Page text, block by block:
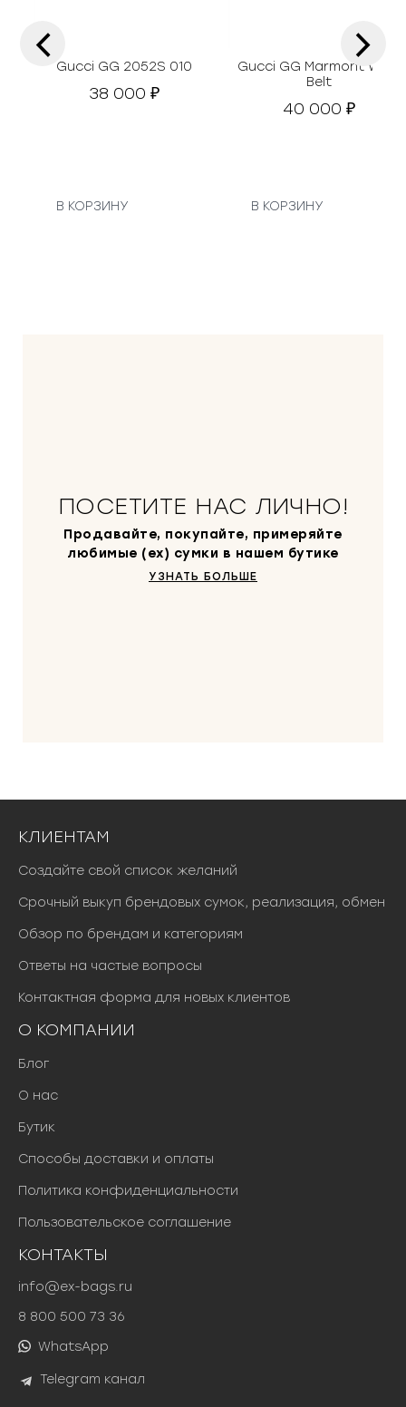
Gucci GG 2052S 010
38 000₽
В КОРЗИНУ
Gucci GG Marmont Wide
Belt
40 000₽
В КОРЗИНУ
‹ ›
ПОСЕТИТЕ НАС ЛИЧНО!
Продавайте, покупайте, примеряйте
любимые (ex) сумки в нашем бутике
УЗНАТЬ БОЛЬШЕ
КЛИЕНТАМ
Создайте свой список желаний
Срочный выкуп брендовых сумок, реализация, обмен
Обзор по брендам и категориям
Ответы на частые вопросы
Контактная форма для новых клиентов
О КОМПАНИИ
Блог
О нас
Бутик
Способы доставки и оплаты
Политика конфиденциальности
Пользовательское соглашение
КОНТАКТЫ
info@ex-bags.ru
8 800 500 73 36
WhatsApp
Telegram канал